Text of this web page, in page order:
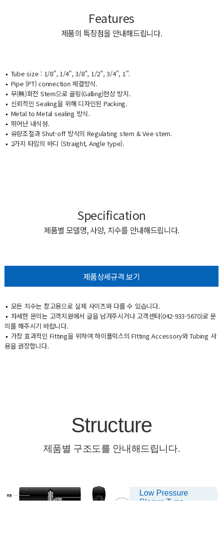
Features
제품의 특장점을 안내해드립니다.
Tube size : 1/8", 1/4", 3/8", 1/2", 3/4", 1".
Pipe (PT) connection 체결방식.
무(無)회전 Stem으로 골링(Galling)현상 방지.
신뢰적인 Sealing을 위해 디자인된 Packing.
Metal to Metal sealing 방식.
뛰어난 내식성.
유량조절과 Shut-off 방식의 Regulating stem & Vee stem.
2가지 타입의 바디 (Straight, Angle type).
Specification
제품별 모델명, 사양, 치수를 안내해드립니다.
제품상세규격 보기
모든 치수는 참고용으로 실제 사이즈와 다를 수 있습니다.
자세한 문의는 고객지원에서 글을 남겨주시거나 고객센터(042-933-5670)로 문
의를 해주시기 바랍니다.
가장 효과적인 Fitting을 위하여 하이플럭스의 FItting Accessory와 Tubing 사
용을 권장합니다.